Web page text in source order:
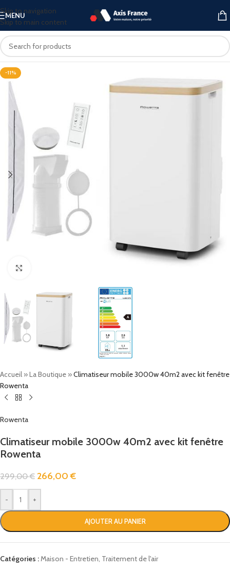
Skip to navigation
Skip to main content
MENU
-11%
Accueil »La Boutique »Climatiseur mobile 3000w 40m2 avec kit fenêtre
Rowenta
Rowenta
Climatiseur mobile 3000w 40m2 avec kit fenêtre
Rowenta
299,00€ 266,00€
- +
AJOUTER AU PANIER
Catégories :Maison - Entretien, Traitement de l'air